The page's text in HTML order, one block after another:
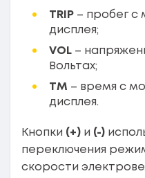
TRIP – пробег с
дисплея;
VOL –
Вольтах;
ТМ – время с
дисплея.
Кнопки (+) и (-)
переключения
скорости